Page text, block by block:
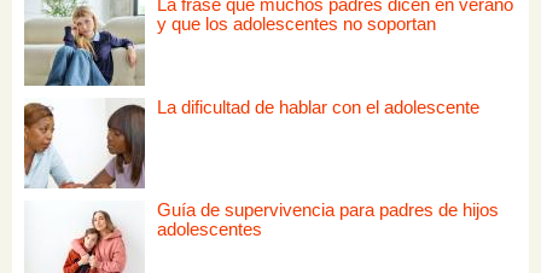
La frase que muchos padres dicen en verano
y que los adolescentes no soportan
La dificultad de hablar con el adolescente
Guía de supervivencia para padres de hijos
adolescentes